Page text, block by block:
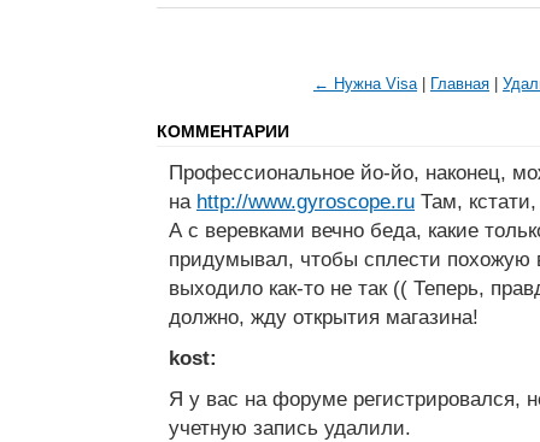
← Нужна Visa| Главная
КОММЕНТАРИИ
Профессиональное йо-йо, наконец,
на http://www.gyroscope.ru Там,
А с веревками вечно беда, какие
придумывал, чтобы сплести похожую
выходило как-то не так (( Теперь,
должно, жду открытия магазина!
kost:
Я у вас на форуме регистрировался,
учетную запись удалили.